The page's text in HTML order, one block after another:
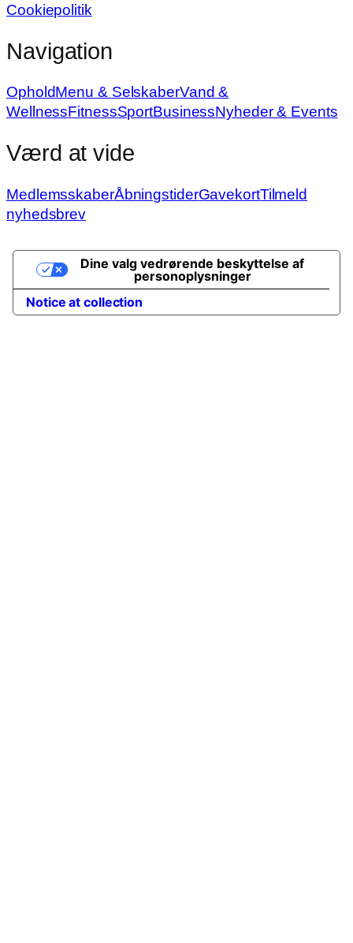
Cookiepolitik
Navigation
OpholdMenu & SelskaberVand &
WellnessFitnessSportBusinessNyheder & Events
Værd at vide
MedlemsskaberÅbningstiderGavekortTilmeld
nyhedsbrev
Notice at collection
Dine valg vedrørende beskyttelse af
personoplysninger